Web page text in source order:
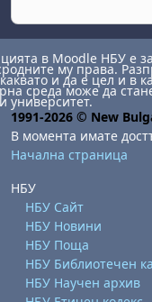
в Moodle НБУ е
му права.
и да е цел и в
среда може да
университет.
1991-2026 © New
В момента имате
Начална страница
НБУ
НБУ Сайт
НБУ Новини
НБУ Поща
НБУ Библиотечен
НБУ Научен архив